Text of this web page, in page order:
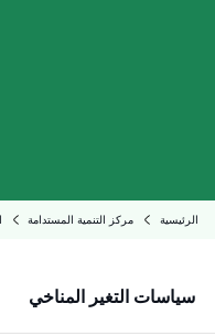
الرئيسية مركز التنمية المستدامة
سياسات التغير المناخي